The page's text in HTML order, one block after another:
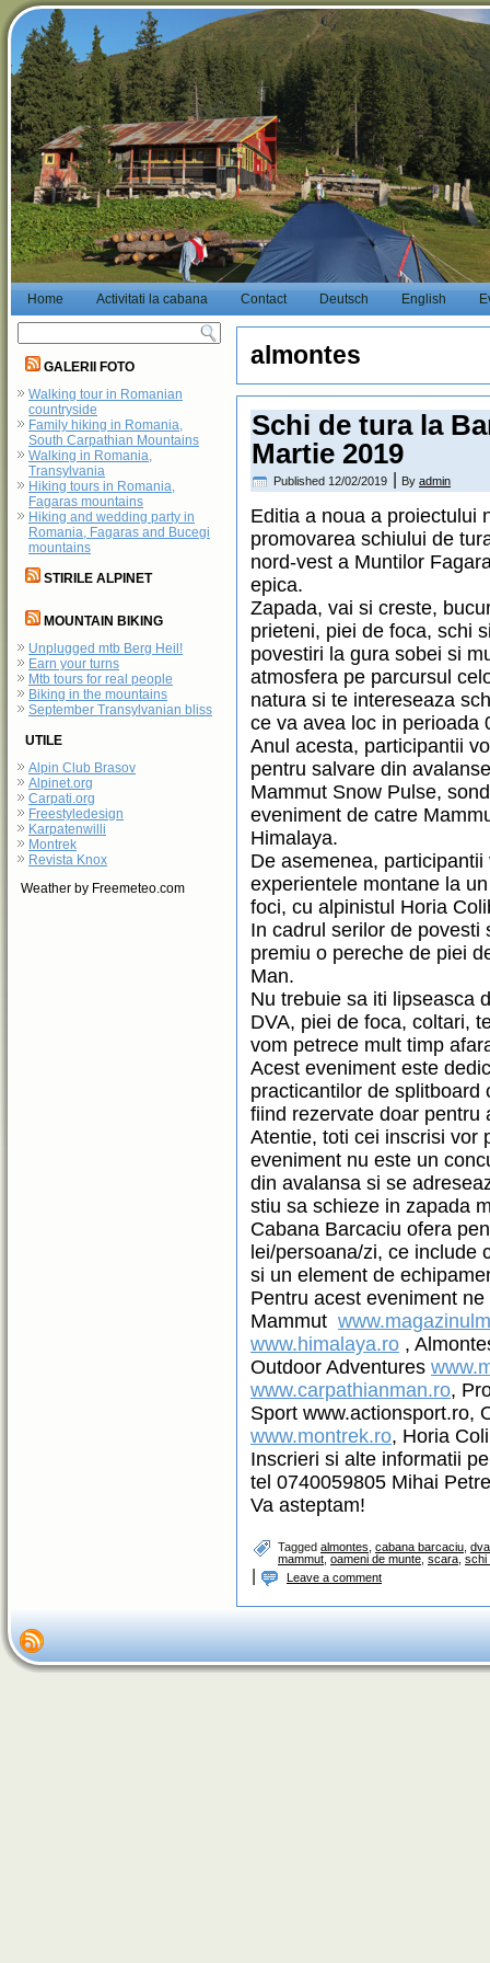
Home Activitati la cabana Contact Deutsch English
GALERII FOTO
Walking tour in Romanian
countryside
Family hiking in Romania,
South Carpathian Mountains
Walking in Romania,
Transylvania
Hiking tours in Romania,
Fagaras mountains
Hiking and wedding party in
Romania, Fagaras and Bucegi
mountains
STIRILE ALPINET
MOUNTAIN BIKING
Unplugged mtb Berg Heil!
Earn your turns
Mtb tours for real people
Biking in the mountains
September Transylvanian bliss
UTILE
Alpin Club Brasov
Alpinet.org
Carpati.org
Freestyledesign
Karpatenwilli
Montrek
Revista Knox
Weather by Freemeteo.com
almontes
Schi de tura la
Martie 2019
Published 12/02/2019 | By admin
Editia a noua a proiectului
promovarea schiului de
nord-vest a Muntilor
epica.
Zapada, vai si creste,
prieteni, piei de foca, schi
povestiri la gura sobei si
atmosfera pe parcursul
natura si te intereseaza
ce va avea loc in perioada
Anul acesta, participantii
pentru salvare din
Mammut Snow Pulse,
eveniment de catre
Himalaya.
De asemenea,
experientele montane la
foci, cu alpinistul Horia
In cadrul serilor de povesti
premiu o pereche de piei
Man.
Nu trebuie sa iti lipseasca
DVA, piei de foca, coltari,
vom petrece mult timp
Acest eveniment este
practicantilor de splitboard
fiind rezervate doar pentru
Atentie, toti cei inscrisi vor
eveniment nu este un
din avalansa si se
stiu sa schieze in zapada
Cabana Barcaciu ofera
lei/persoana/zi, ce include
si un element de
Pentru acest eveniment
Mammut
www.himalaya.ro ,
Outdoor Adventures
www.carpathianman.ro,
Sport www.actionsport.ro,
www.montrek.ro, Horia
Inscrieri si alte informatii
tel 0740059805 Mihai Petre
Va asteptam!
Tagged almontes cabana barcaciu dva
mammut oameni de munte scara schi
| Leave a comment